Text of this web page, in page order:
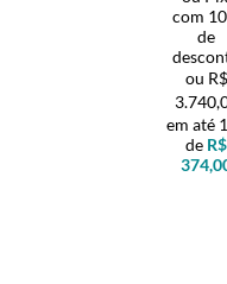
com
de
R$
de R$